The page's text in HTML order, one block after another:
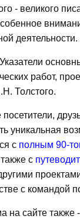
- великого
деятельности.
работ,
Толстого.
уникальная
с полным 90-
с
с командой
на сайте также